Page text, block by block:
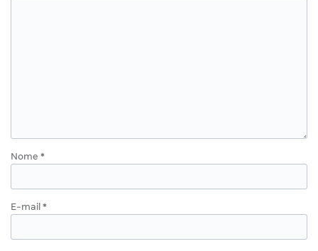
Nome *
E-mail *